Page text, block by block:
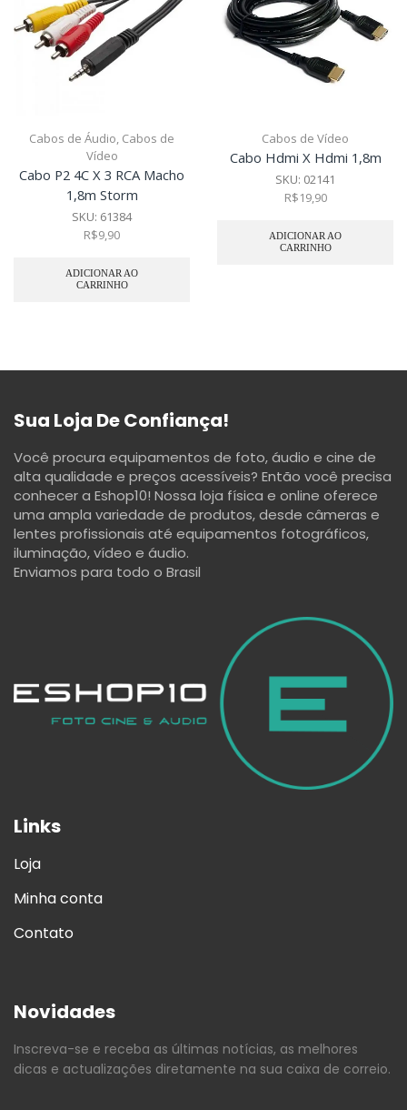
Cabos de Áudio Cabos de
Vídeo
Cabo P2 4C X 3 RCA Macho
1,8m Storm
SKU: 61384
R$9,90
ADICIONAR AO
CARRINHO
Cabos de Vídeo
Cabo Hdmi X Hdmi 1,8m
SKU: 02141
R$19,90
ADICIONAR AO
CARRINHO
Sua Loja De Confiança!
Você procura equipamentos de foto, áudio e cine de
alta qualidade e preços acessíveis? Então você precisa
conhecer a Eshop10! Nossa loja física e online oferece
uma ampla variedade de produtos, desde câmeras e
lentes profissionais até equipamentos fotográficos,
iluminação, vídeo e áudio.
Enviamos para todo o Brasil
Links
Loja
Minha conta
Contato
Novidades
Inscreva-se e receba as últimas notícias, as melhores
dicas e actualizações diretamente na sua caixa de correio.